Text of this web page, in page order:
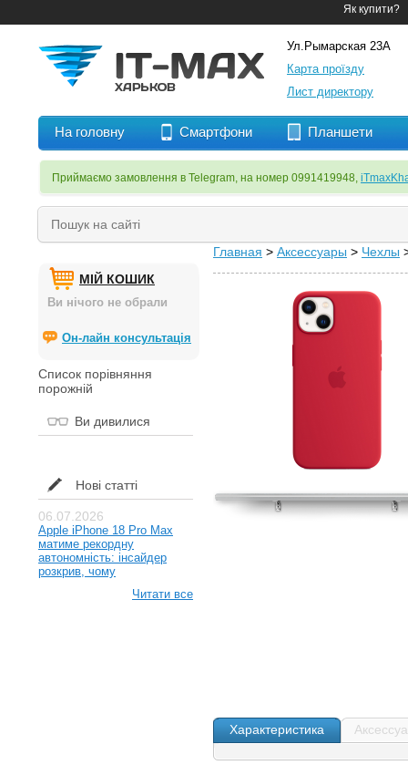
Як купити?
Ул.Рымарская 23А
Карта проїзду
Лист директору
На головну Смартфони Планшети
Приймаємо замовлення в Telegram, на номер 0991419948,
МІЙ КОШИК
Ви нічого не обрали
Он-лайн консультація
Список порівняння
порожній
Ви дивилися
Нові статті
06.07.2026
Apple iPhone 18 Pro Max
матиме рекордну
автономність: інсайдер
розкрив, чому
Читати все
Главная > Аксессуары > Чехлы
Характеристика